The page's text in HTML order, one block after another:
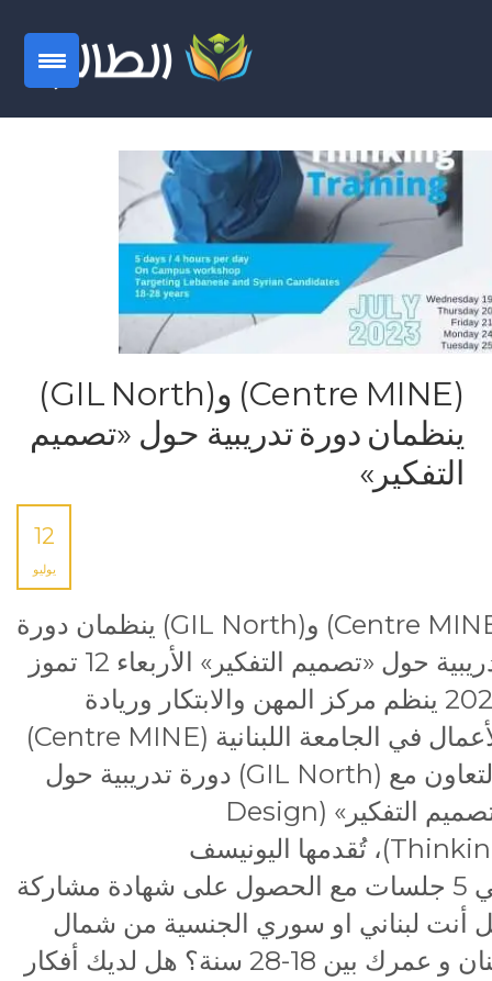
(Centre MINE) و(GIL North)
ينظمان دورة تدريبية حول «تصميم
التفكير»
12
يوليو
(Centre MINE) و(GIL North) ينظمان دورة
تدريبية حول «تصميم التفكير» الأربعاء 12 تموز
2023 ينظم مركز المهن والابتكار وريادة
الأعمال في الجامعة اللبنانية (Centre MINE)
بالتعاون مع (GIL North) دورة تدريبية حول
«تصميم التفكير» (Design
Thinking)، تُقدمها اليونيسف
في 5 جلسات مع الحصول على شهادة مشاركة
أنت لبناني او سوري الجنسية من شمال
لبنان و عمرك بين 18-28 سنة؟ هل لديك أفكار